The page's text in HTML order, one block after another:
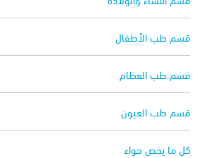
قسم طب الأطفال
قسم طب العظام
قسم طب العيون
كل ما يخص حواء